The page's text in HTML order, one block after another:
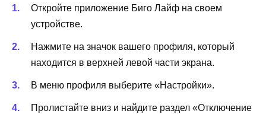
Откройте приложение Биго Лайф на своем
устройстве.
Нажмите на значок вашего профиля, который
находится в верхней левой части экрана.
В меню профиля выберите «Настройки».
Пролистайте вниз и найдите раздел «Отключение